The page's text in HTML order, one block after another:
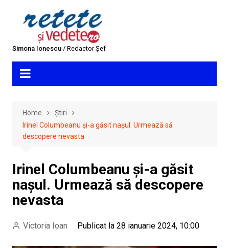
Simona Ionescu/ Redactor Șef
Home
Știri
Irinel Columbeanu și-a găsit nașul. Urmează să
descopere nevasta
Irinel Columbeanu și-a găsit
nașul. Urmează să descopere
nevasta
Victoria Ioan Publicat la 28 ianuarie 2024, 10:00